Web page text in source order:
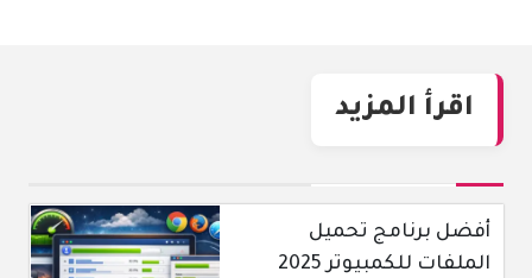
اقرأ المزيد
أفضل برنامج تحميل
الملفات للكمبيوتر 2025